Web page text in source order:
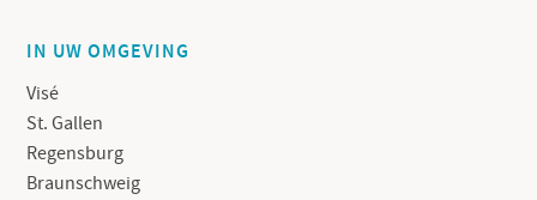
IN UW OMGEVING
Visé
St. Gallen
Regensburg
Braunschweig